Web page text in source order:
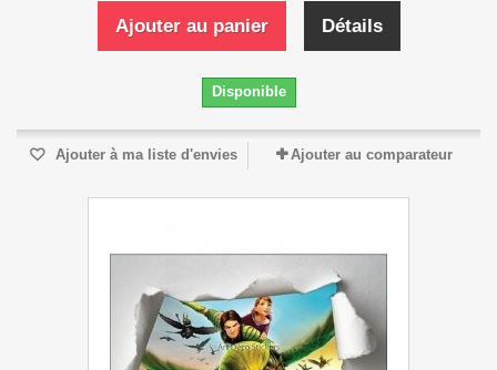
Ajouter au panier Détails
Disponible
Ajouter à ma liste d'envies Ajouter au comparateur